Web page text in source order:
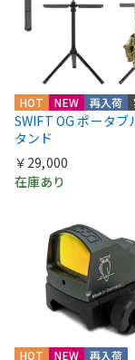
HOT NEW 再入荷
SWIFT OG ポータブ
タンド
￥29,000
在庫あり
HOT NEW 再入荷